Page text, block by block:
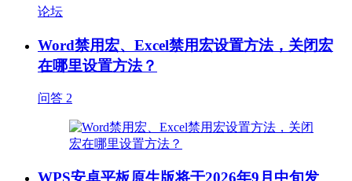
论坛
Word禁用宏、Excel禁用宏设置方法，关闭宏
在哪里设置方法？
问答 2
WPS安卓平板原生版将于2026年9月中旬发